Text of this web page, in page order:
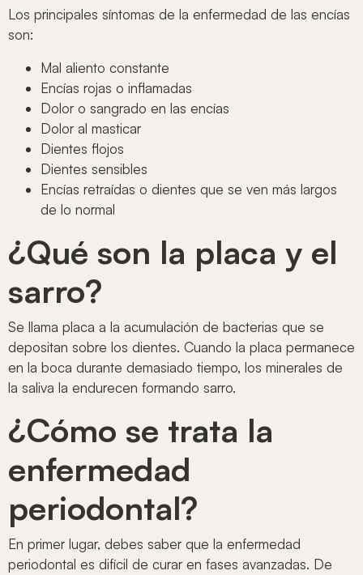
Los principales síntomas de la enfermedad de las encías
son:
Mal aliento constante
Encías rojas o inflamadas
Dolor o sangrado en las encías
Dolor al masticar
Dientes flojos
Dientes sensibles
Encías retraídas o dientes que se ven más largos
de lo normal
¿Qué son la placa y el
sarro?
Se llama placa a la acumulación de bacterias que se
depositan sobre los dientes. Cuando la placa permanece
en la boca durante demasiado tiempo, los minerales de
la saliva la endurecen formando sarro.
¿Cómo se trata la
enfermedad
periodontal?
En primer lugar, debes saber que la enfermedad
periodontal es difícil de curar en fases avanzadas. De